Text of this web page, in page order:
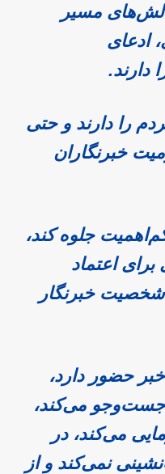
مسیر
ادعای
دارند.
را دارند و حتی
خبرنگاران
جلوه کند،
اعتماد
خبرنگار
حضور دارد،
جست‌وجو می‌کند،
می‌کند، در
نمی‌کند و از